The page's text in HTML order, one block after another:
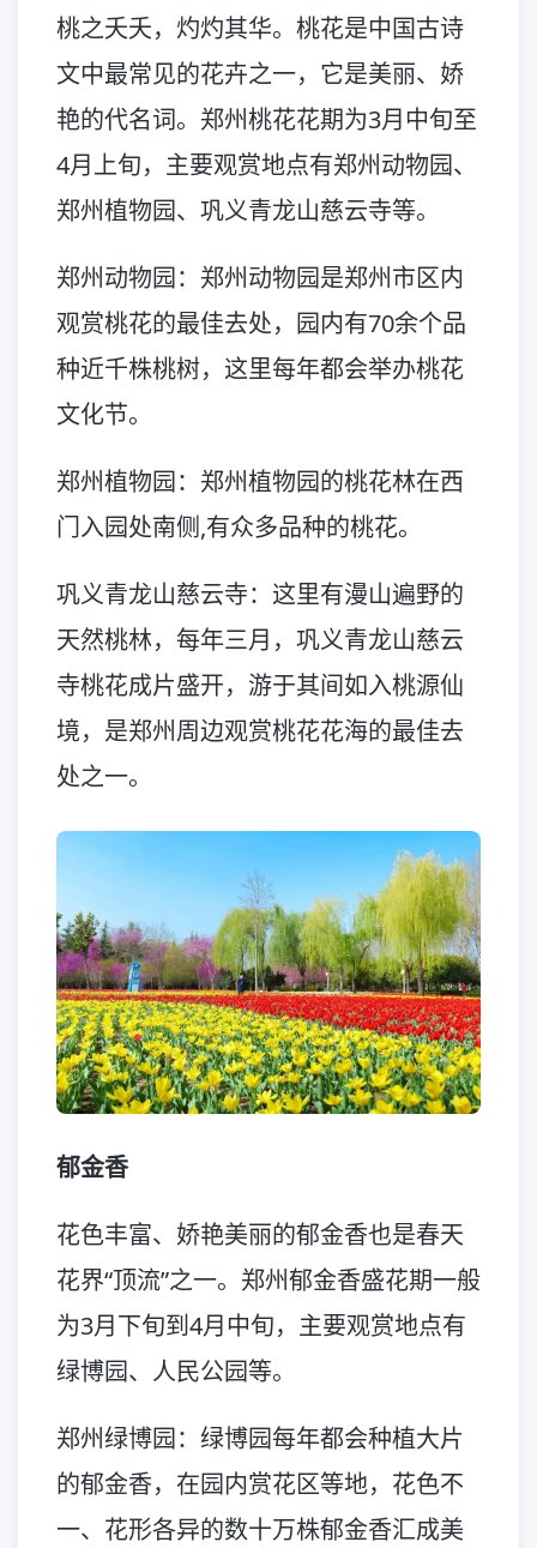
桃之夭夭，灼灼其华。桃花是中国古诗
文中最常见的花卉之一，它是美丽、娇
艳的代名词。郑州桃花花期为3月中旬至
4月上旬，主要观赏地点有郑州动物园、
郑州植物园、巩义青龙山慈云寺等。
郑州动物园：郑州动物园是郑州市区内
观赏桃花的最佳去处，园内有70余个品
种近千株桃树，这里每年都会举办桃花
文化节。
郑州植物园：郑州植物园的桃花林在西
门入园处南侧,有众多品种的桃花。
巩义青龙山慈云寺：这里有漫山遍野的
天然桃林，每年三月，巩义青龙山慈云
寺桃花成片盛开，游于其间如入桃源仙
境，是郑州周边观赏桃花花海的最佳去
处之一。
郁金香
花色丰富、娇艳美丽的郁金香也是春天
花界“顶流”之一。郑州郁金香盛花期一般
为3月下旬到4月中旬，主要观赏地点有
绿博园、人民公园等。
郑州绿博园：绿博园每年都会种植大片
的郁金香，在园内赏花区等地，花色不
一、花形各异的数十万株郁金香汇成美